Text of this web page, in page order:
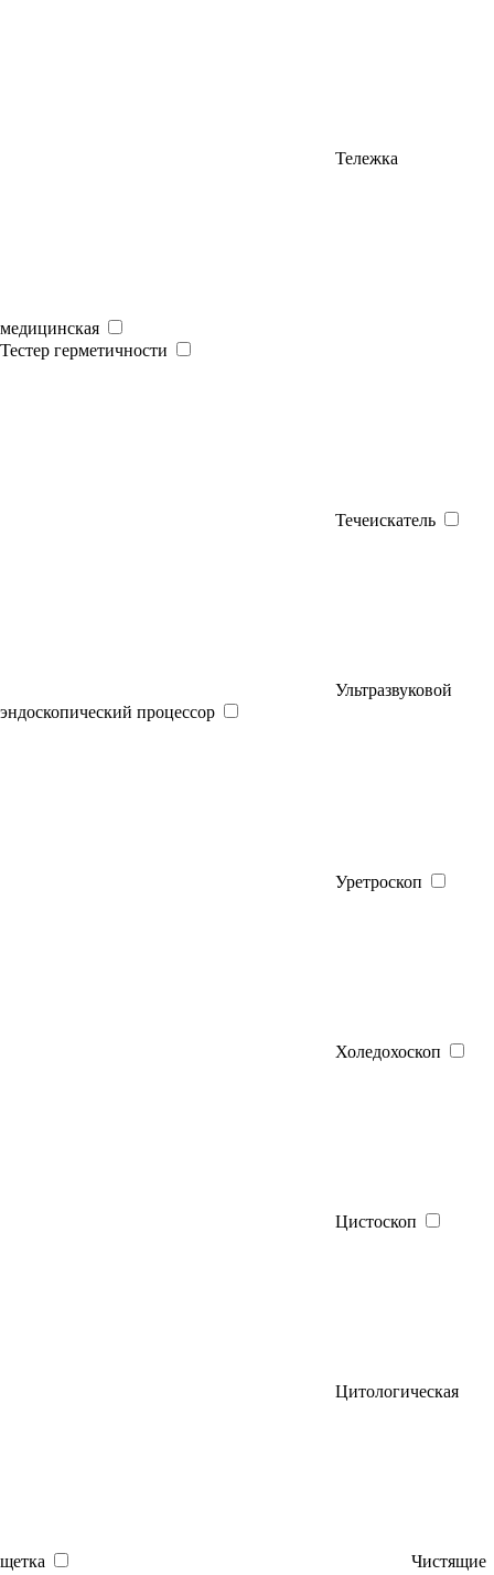
Тележка
медицинская
Тестер герметичности
Течеискатель
Ультразвуковой
эндоскопический процессор
Уретроскоп
Холедохоскоп
Цистоскоп
Цитологическая
щетка Чистящие